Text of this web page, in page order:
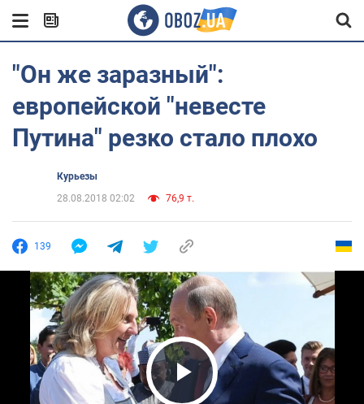
"Он же заразный":
европейской "невесте
Путина" резко стало плохо
Курьезы
28.08.2018 02:02
76,9 т.
139